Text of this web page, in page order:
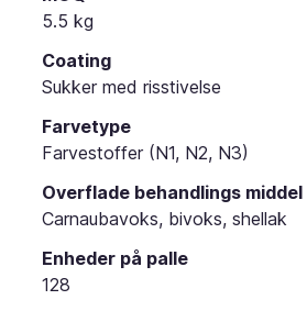
5.5 kg
Coating
Sukker med risstivelse
Farvetype
Farvestoffer (N1, N2, N3)
Overflade behandlings middel
Carnaubavoks, bivoks, shellak
Enheder på palle
128